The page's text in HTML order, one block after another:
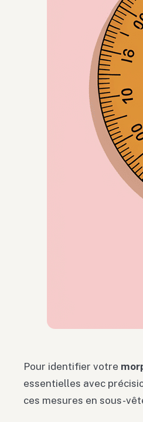
Pour identifier votre
essentielles avec
ces mesures en sous-